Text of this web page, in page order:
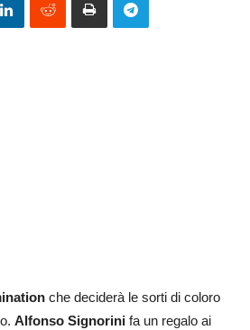
che deciderà le sorti di coloro
Alfonso Signorini fa un regalo ai